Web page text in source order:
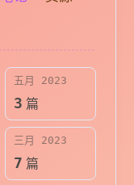
五月 2023
3 篇
三月 2023
7 篇